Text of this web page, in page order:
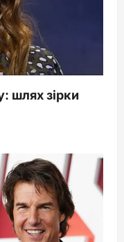
шлях зірки